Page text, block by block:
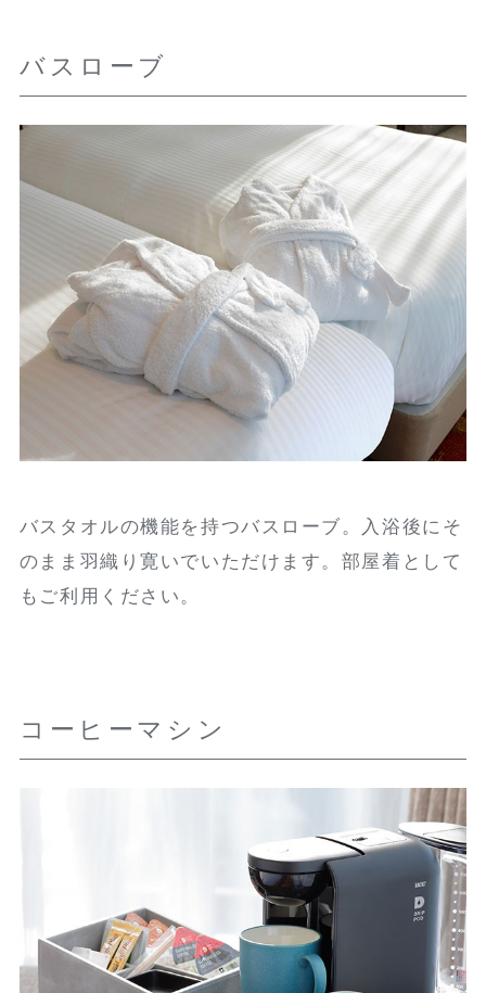
バスローブ
バスタオルの機能を持つバスローブ。入浴後にそ
のまま羽織り寛いでいただけます。部屋着として
もご利用ください。
コーヒーマシン